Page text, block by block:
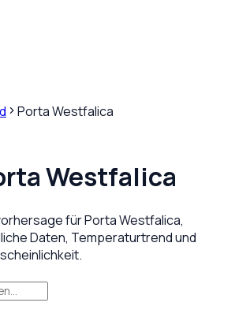
Porta Westfalica
Westfalica
fürPorta Westfalica,
Daten, Temperaturtrend und